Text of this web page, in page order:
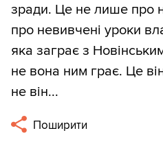
зради. Це не лише про
про невивчені уроки
яка заграє з
не вона ним грає. Це
не він...
Поширити